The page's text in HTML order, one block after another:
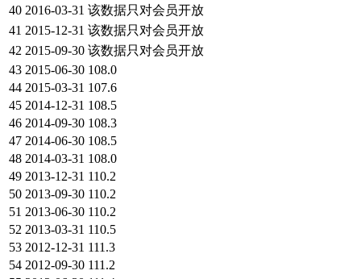
40 2016-03-31 该数据只对会员开放
41 2015-12-31 该数据只对会员开放
42 2015-09-30 该数据只对会员开放
43 2015-06-30 108.0
44 2015-03-31 107.6
45 2014-12-31 108.5
46 2014-09-30 108.3
47 2014-06-30 108.5
48 2014-03-31 108.0
49 2013-12-31 110.2
50 2013-09-30 110.2
51 2013-06-30 110.2
52 2013-03-31 110.5
53 2012-12-31 111.3
54 2012-09-30 111.2